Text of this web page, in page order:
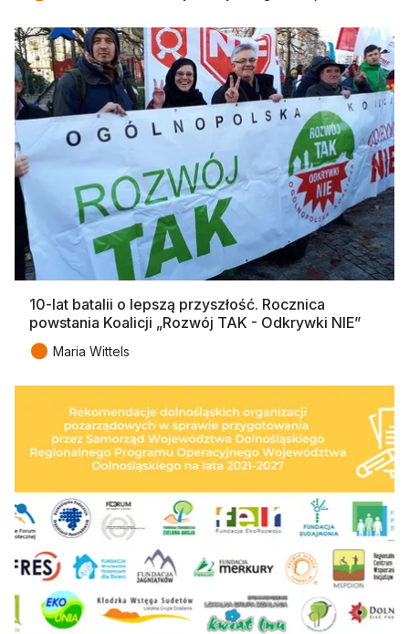
10-lat batalii o lepszą przyszłość. Rocznica
powstania Koalicji „Rozwój TAK - Odkrywki NIE”
● Maria Wittels